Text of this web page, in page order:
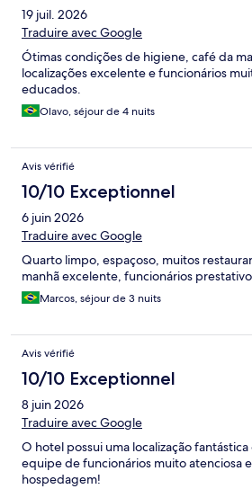
19 juil. 2026
Traduire avec Google
Ótimas condições de higiene, café da
localizações excelente e funcionários
educados.
Olavo, séjour de 4 nuits
Avis vérifié
10/10 Exceptionnel
6 juin 2026
Traduire avec Google
Quarto limpo, espaçoso, muitos
manhã excelente, funcionários
Marcos, séjour de 3 nuits
Avis vérifié
10/10 Exceptionnel
8 juin 2026
Traduire avec Google
O hotel possui uma localização
equipe de funcionários muito atenciosa
hospedagem!